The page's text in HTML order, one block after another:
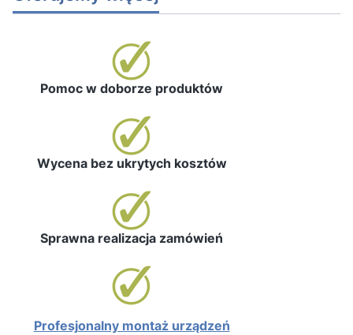
Pomoc w doborze produktów
Wycena bez ukrytych kosztów
Sprawna realizacja zamówień
Profesjonalny montaż urządzeń